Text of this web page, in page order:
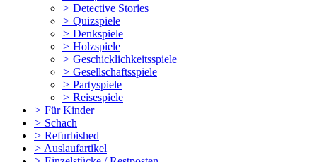
> Detective Stories
> Quizspiele
> Denkspiele
> Holzspiele
> Geschicklichkeitsspiele
> Gesellschaftsspiele
> Partyspiele
> Reisespiele
> Für Kinder
> Schach
> Refurbished
> Auslaufartikel